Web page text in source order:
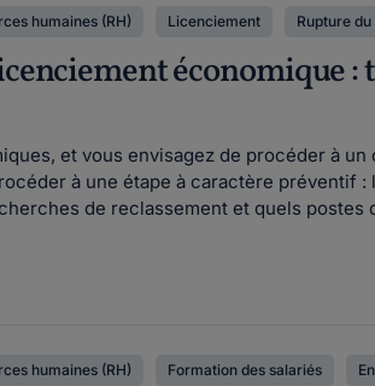
humaines (RH) Licenciement Rupture
économique
et vous envisagez de procéder à
à une étape à caractère préventif
de reclassement et quels postes
humaines (RH) Formation des salariés